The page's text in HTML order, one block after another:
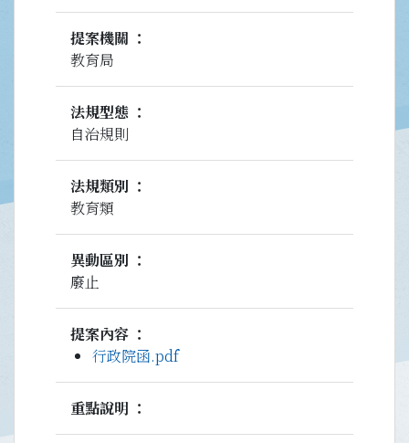
提案機關
教育局
法規型態
自治規則
法規類別
教育類
異動區別
廢止
提案內容
行政院函.pdf
重點說明